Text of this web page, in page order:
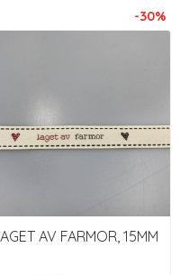
-30%
AV FARMOR, 15MM